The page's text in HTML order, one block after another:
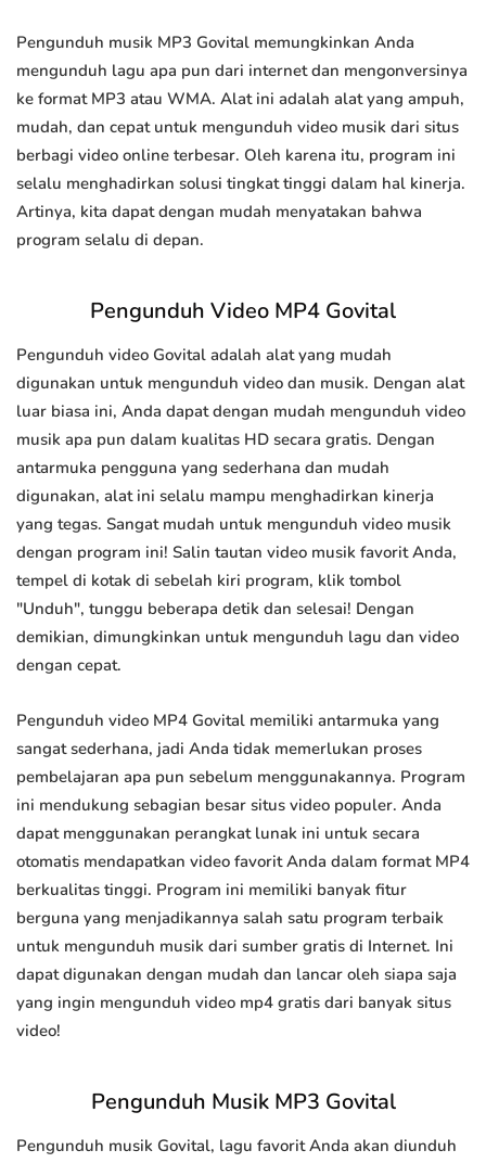
Pengunduh musik MP3 Govital memungkinkan Anda
mengunduh lagu apa pun dari internet dan mengonversinya
ke format MP3 atau WMA. Alat ini adalah alat yang ampuh,
mudah, dan cepat untuk mengunduh video musik dari situs
berbagi video online terbesar. Oleh karena itu, program ini
selalu menghadirkan solusi tingkat tinggi dalam hal kinerja.
Artinya, kita dapat dengan mudah menyatakan bahwa
program selalu di depan.
Pengunduh Video MP4 Govital
Pengunduh video Govital adalah alat yang mudah
digunakan untuk mengunduh video dan musik. Dengan alat
luar biasa ini, Anda dapat dengan mudah mengunduh video
musik apa pun dalam kualitas HD secara gratis. Dengan
antarmuka pengguna yang sederhana dan mudah
digunakan, alat ini selalu mampu menghadirkan kinerja
yang tegas. Sangat mudah untuk mengunduh video musik
dengan program ini! Salin tautan video musik favorit Anda,
tempel di kotak di sebelah kiri program, klik tombol
"Unduh", tunggu beberapa detik dan selesai! Dengan
demikian, dimungkinkan untuk mengunduh lagu dan video
dengan cepat.
Pengunduh video MP4 Govital memiliki antarmuka yang
sangat sederhana, jadi Anda tidak memerlukan proses
pembelajaran apa pun sebelum menggunakannya. Program
ini mendukung sebagian besar situs video populer. Anda
dapat menggunakan perangkat lunak ini untuk secara
otomatis mendapatkan video favorit Anda dalam format MP4
berkualitas tinggi. Program ini memiliki banyak fitur
berguna yang menjadikannya salah satu program terbaik
untuk mengunduh musik dari sumber gratis di Internet. Ini
dapat digunakan dengan mudah dan lancar oleh siapa saja
yang ingin mengunduh video mp4 gratis dari banyak situs
video!
Pengunduh Musik MP3 Govital
Pengunduh musik Govital, lagu favorit Anda akan diunduh